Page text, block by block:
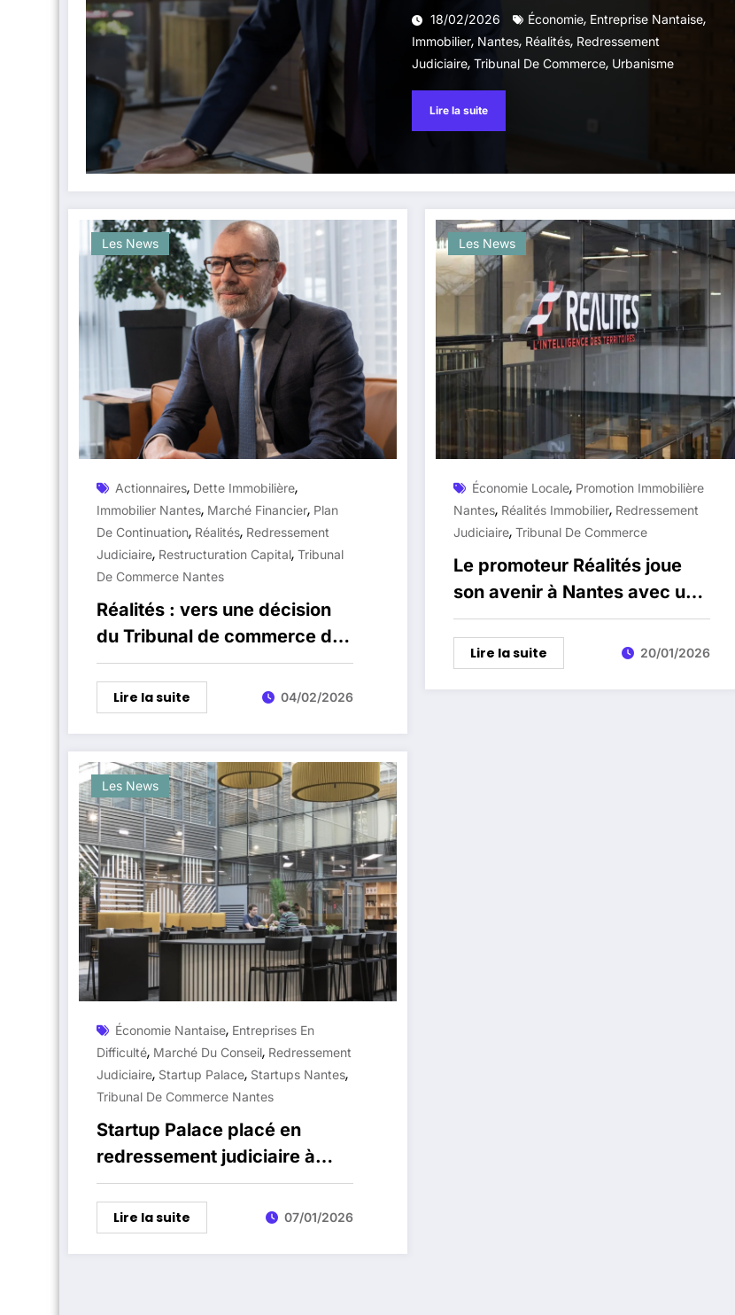
plan validé à Nantes
18/02/2026 Économie, Entreprise Nantaise,
Immobilier, Nantes, Réalités, Redressement
Judiciaire, Tribunal De Commerce, Urbanisme
Lire la suite
Les News
Actionnaires, Dette Immobilière,
Immobilier Nantes, Marché Financier, Plan
De Continuation, Réalités, Redressement
Judiciaire, Restructuration Capital, Tribunal
De Commerce Nantes
Réalités : vers une décision
du Tribunal de commerce de
Nantes sur le plan de
redressement
Lire la suite 04/02/2026
Les News
Économie Locale, Promotion Immobilière
Nantes, Réalités Immobilier, Redressement
Judiciaire,Tribunal De Commerce
Le promoteur Réalités joue
son avenir à Nantes avec un
plan de redressement soumis
aux actionnaires
Lire la suite 20/01/2026
Les News
Économie Nantaise, Entreprises En
Difficulté, Marché Du Conseil, Redressement
Judiciaire, Startup Palace, Startups Nantes,
Tribunal De Commerce Nantes
Startup Palace placé en
redressement judiciaire à
Nantes après dix ans dans
l’écosystème entrepreneurial
Lire la suite 07/01/2026